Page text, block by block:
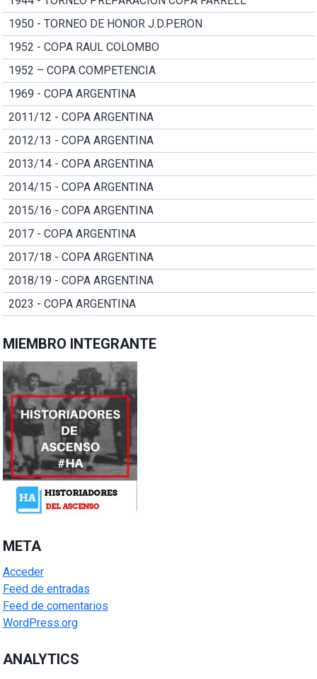
1950 - TORNEO DE HONOR J.D.PERON
1952 - COPA RAUL COLOMBO
1952 – COPA COMPETENCIA
1969 - COPA ARGENTINA
2011/12 - COPA ARGENTINA
2012/13 - COPA ARGENTINA
2013/14 - COPA ARGENTINA
2014/15 - COPA ARGENTINA
2015/16 - COPA ARGENTINA
2017 - COPA ARGENTINA
2017/18 - COPA ARGENTINA
2018/19 - COPA ARGENTINA
2023 - COPA ARGENTINA
MIEMBRO INTEGRANTE
META
Acceder
Feed de entradas
Feed de comentarios
WordPress.org
ANALYTICS